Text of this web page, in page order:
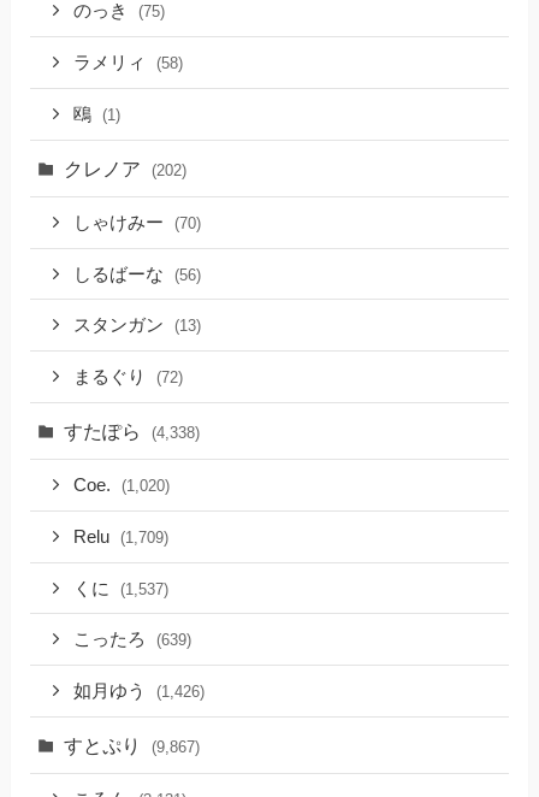
のっき (75)
ラメリィ (58)
鴎 (1)
クレノア (202)
しゃけみー (70)
しるばーな (56)
スタンガン (13)
まるぐり (72)
すたぽら (4,338)
Coe. (1,020)
Relu (1,709)
くに (1,537)
こったろ (639)
如月ゆう (1,426)
すとぷり (9,867)